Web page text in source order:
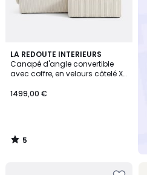
LA REDOUTE INTERIEURS
Canapé d'angle convertible
avec coffre, en velours côtelé XL,
1499,00 €
5
/
5
5
/